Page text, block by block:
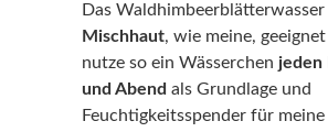
Das
Mischhaut, wie meine,
nutze so ein Wässerchen jeden
und Abend als Grundlage und
Feuchtigkeitsspender für meine